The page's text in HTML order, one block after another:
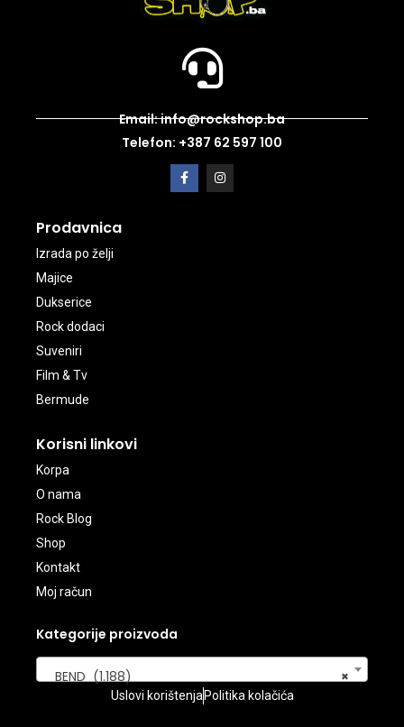
Email: info@rockshop.ba
Telefon: +387 62 597 100
Prodavnica
Izrada po želji
Majice
Dukserice
Rock dodaci
Suveniri
Film & Tv
Bermude
Korisni linkovi
Korpa
O nama
Rock Blog
Shop
Kontakt
Moj račun
Kategorije proizvoda
×
BEND (1.188)
Uslovi korištenja Politika kolačića